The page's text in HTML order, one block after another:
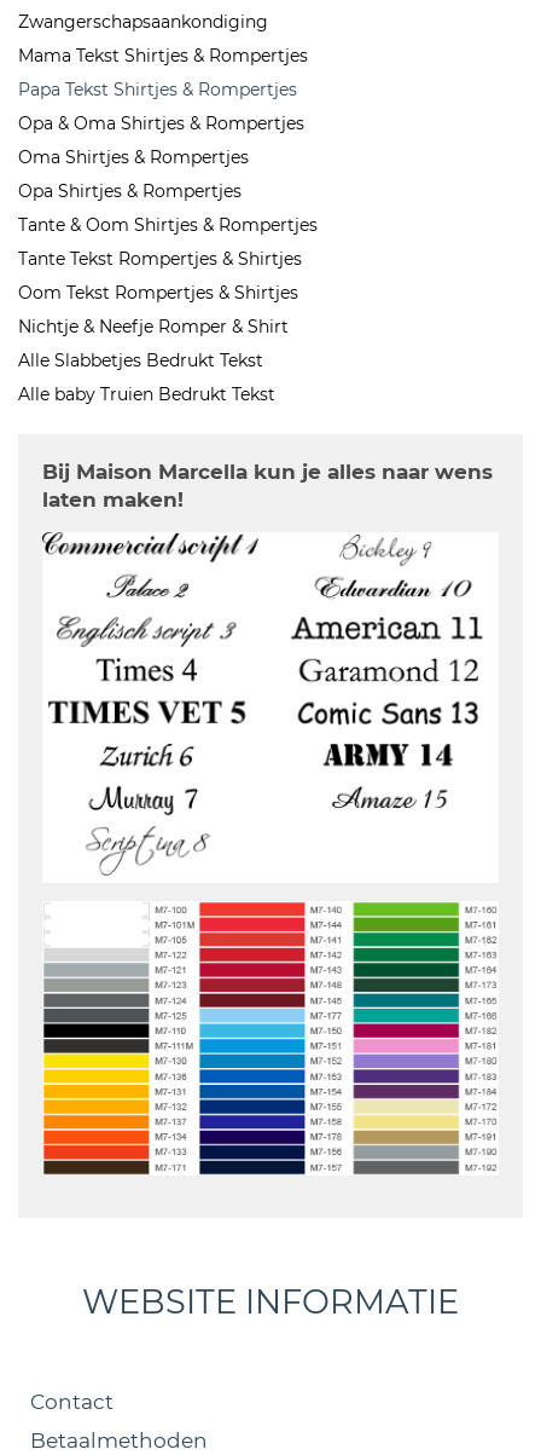
Zwangerschapsaankondiging
Mama Tekst Shirtjes & Rompertjes
Papa Tekst Shirtjes & Rompertjes
Opa & Oma Shirtjes & Rompertjes
Oma Shirtjes & Rompertjes
Opa Shirtjes & Rompertjes
Tante & Oom Shirtjes & Rompertjes
Tante Tekst Rompertjes & Shirtjes
Oom Tekst Rompertjes & Shirtjes
Nichtje & Neefje Romper & Shirt
Alle Slabbetjes Bedrukt Tekst
Alle baby Truien Bedrukt Tekst
Bij Maison Marcella kun je alles naar wens
laten maken!
WEBSITE INFORMATIE
Contact
Betaalmethoden